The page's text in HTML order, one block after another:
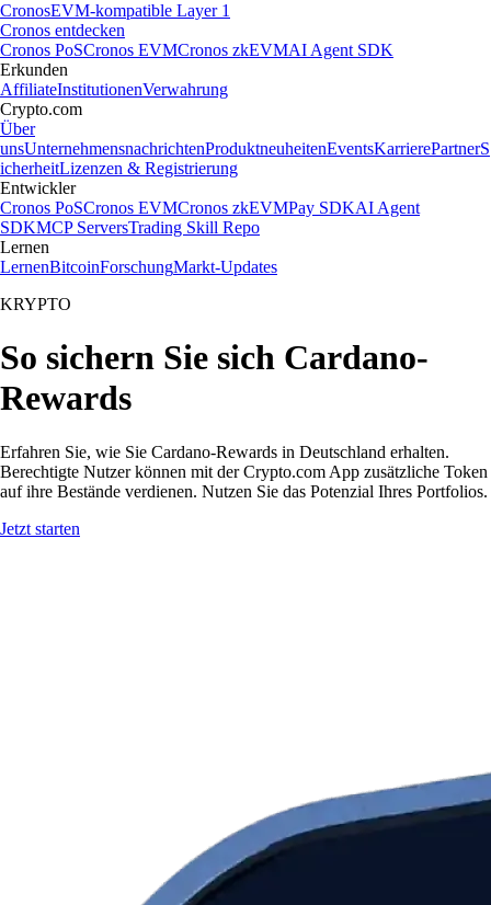
CronosEVM-kompatible Layer 1
Cronos entdecken
Cronos PoSCronos EVMCronos zkEVMAI Agent SDK
Erkunden
AffiliateInstitutionenVerwahrung
Crypto.com
Über
unsUnternehmensnachrichtenProduktneuheitenEventsKarrierePartnerS
icherheitLizenzen & Registrierung
Entwickler
Cronos PoSCronos EVMCronos zkEVMPay SDKAI Agent
SDKMCP ServersTrading Skill Repo
Lernen
LernenBitcoinForschungMarkt-Updates
KRYPTO
So sichern Sie sich Cardano-
Rewards
Erfahren Sie, wie Sie Cardano-Rewards in Deutschland erhalten.
Berechtigte Nutzer können mit der Crypto.com App zusätzliche Token
auf ihre Bestände verdienen. Nutzen Sie das Potenzial Ihres Portfolios.
Jetzt starten